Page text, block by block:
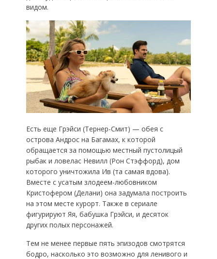
видом.
Есть еще Грэйси (Тернер-Смит) — обея с
острова Андрос на Багамах, к которой
обращается за помощью местный пустолицый
рыбак и ловелас Невилл (Рон Стэффорд), дом
которого уничтожила Ив (та самая вдова).
Вместе с усатым злодеем-любовником
Кристофером (Делани) она задумала построить
на этом месте курорт. Также в сериале
фигурируют Яя, бабушка Грэйси, и десяток
других полых персонажей.
Тем не менее первые пять эпизодов смотрятся
бодро, насколько это возможно для ленивого и